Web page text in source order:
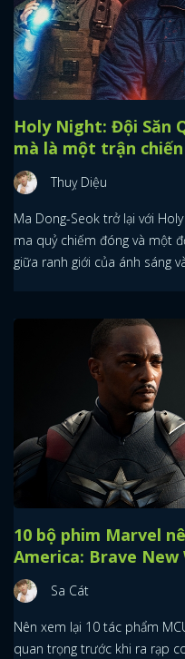
Holy Night: Đội Săn
mà là một trận chiến
Thuỵ Diệu
Ma Dong-Seok trở lại với
ma quỷ chiếm đóng và một
giữa ranh giới của ánh sáng
10 bộ phim Marvel
America: Brave New
Sa Cát
Nên xem lại 10 tác phẩm
quan trọng trước khi ra rạp